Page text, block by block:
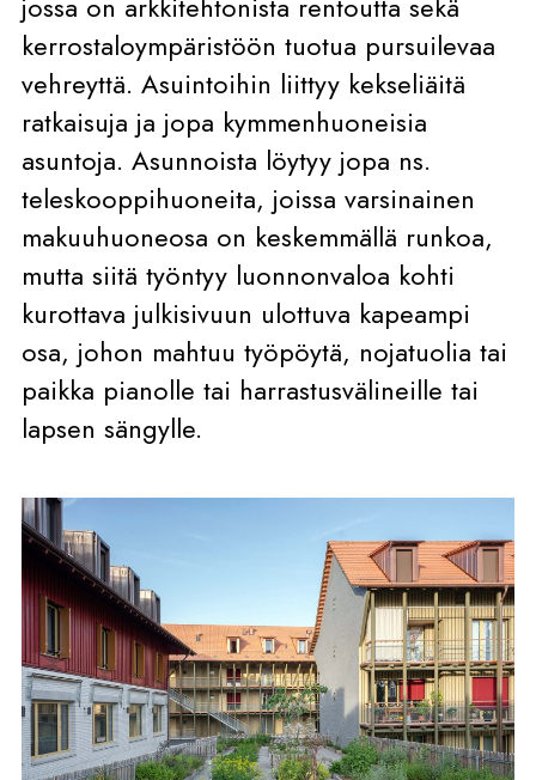
kerrostaloympäristöön tuotua pursuilevaa
vehreyttä. Asuintoihin liittyy kekseliäitä
ratkaisuja ja jopa kymmenhuoneisia
asuntoja. Asunnoista löytyy jopa ns.
teleskooppihuoneita, joissa varsinainen
makuuhuoneosa on keskemmällä runkoa,
mutta siitä työntyy luonnonvaloa kohti
kurottava julkisivuun ulottuva kapeampi
osa, johon mahtuu työpöytä, nojatuolia tai
paikka pianolle tai harrastusvälineille tai
lapsen sängylle.